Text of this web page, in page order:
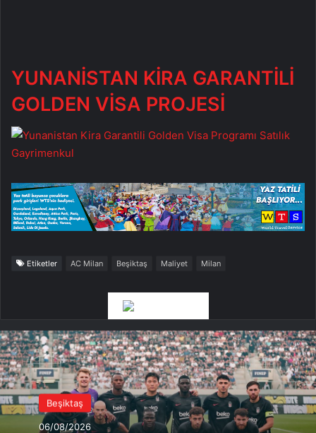
YUNANİSTAN KİRA GARANTİLİ
GOLDEN VİSA PROJESİ
Etiketler AC Milan Beşiktaş Maliyet Milan
Beşiktaş
06/08/2026